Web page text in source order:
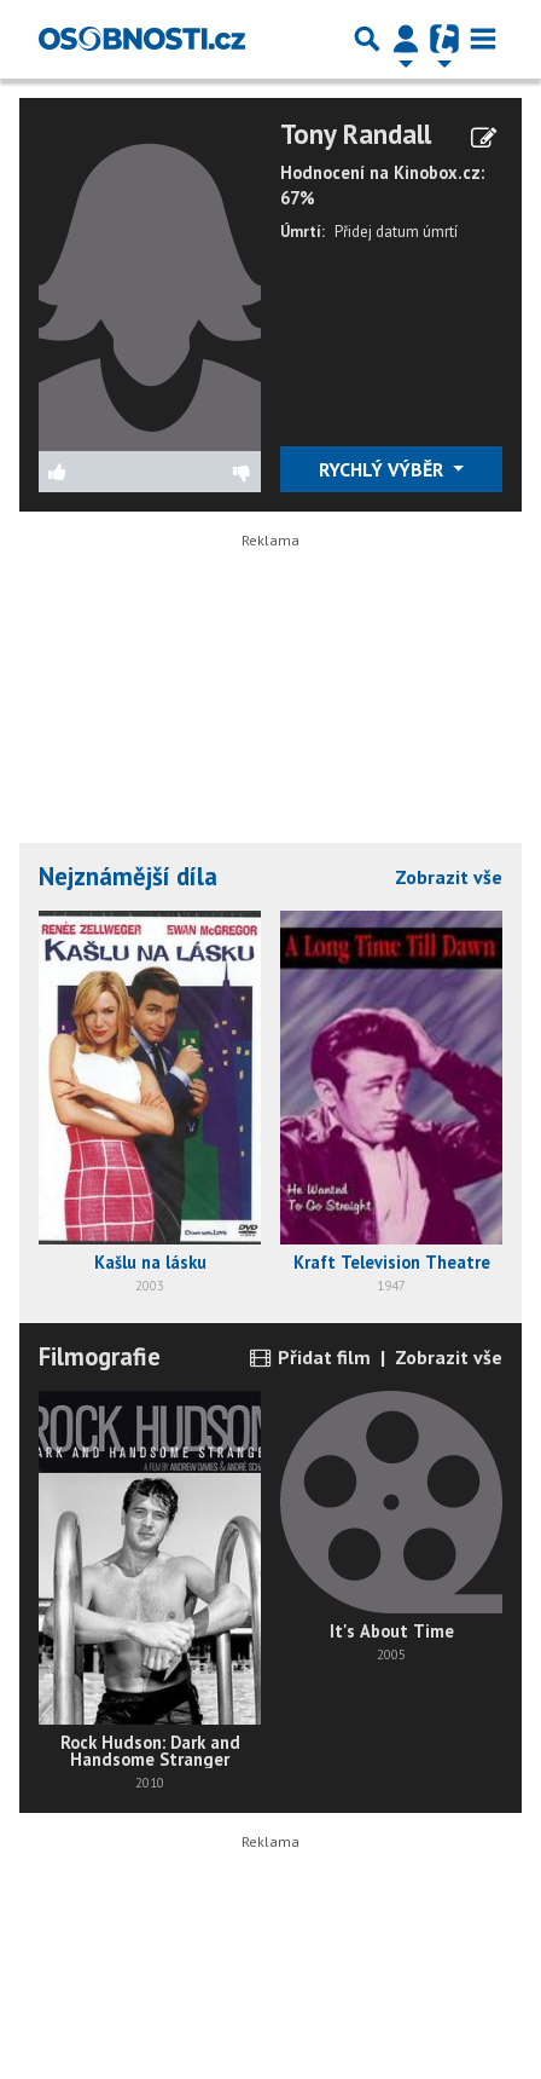
Tony Randall
Hodnocení na Kinobox.cz:
67%
Úmrtí: Přidej datum úmrtí
RYCHLÝ VÝBĚR
Nejznámější díla Zobrazit vše
Kašlu na lásku
2003
Kraft Television Theatre
1947
Filmografie Přidat film | Zobrazit vše
Rock Hudson: Dark and
Handsome Stranger
2010
It's About Time
2005